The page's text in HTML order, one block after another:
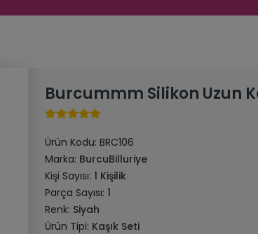
Burcummm Silikon Uzun
Ürün Kodu: BRC106
Marka: BurcuBilluriye
Kişi Sayısı: 1 Kişilik
Parça Sayısı: 1
Renk: Siyah
Ürün Tipi: Kaşık Seti